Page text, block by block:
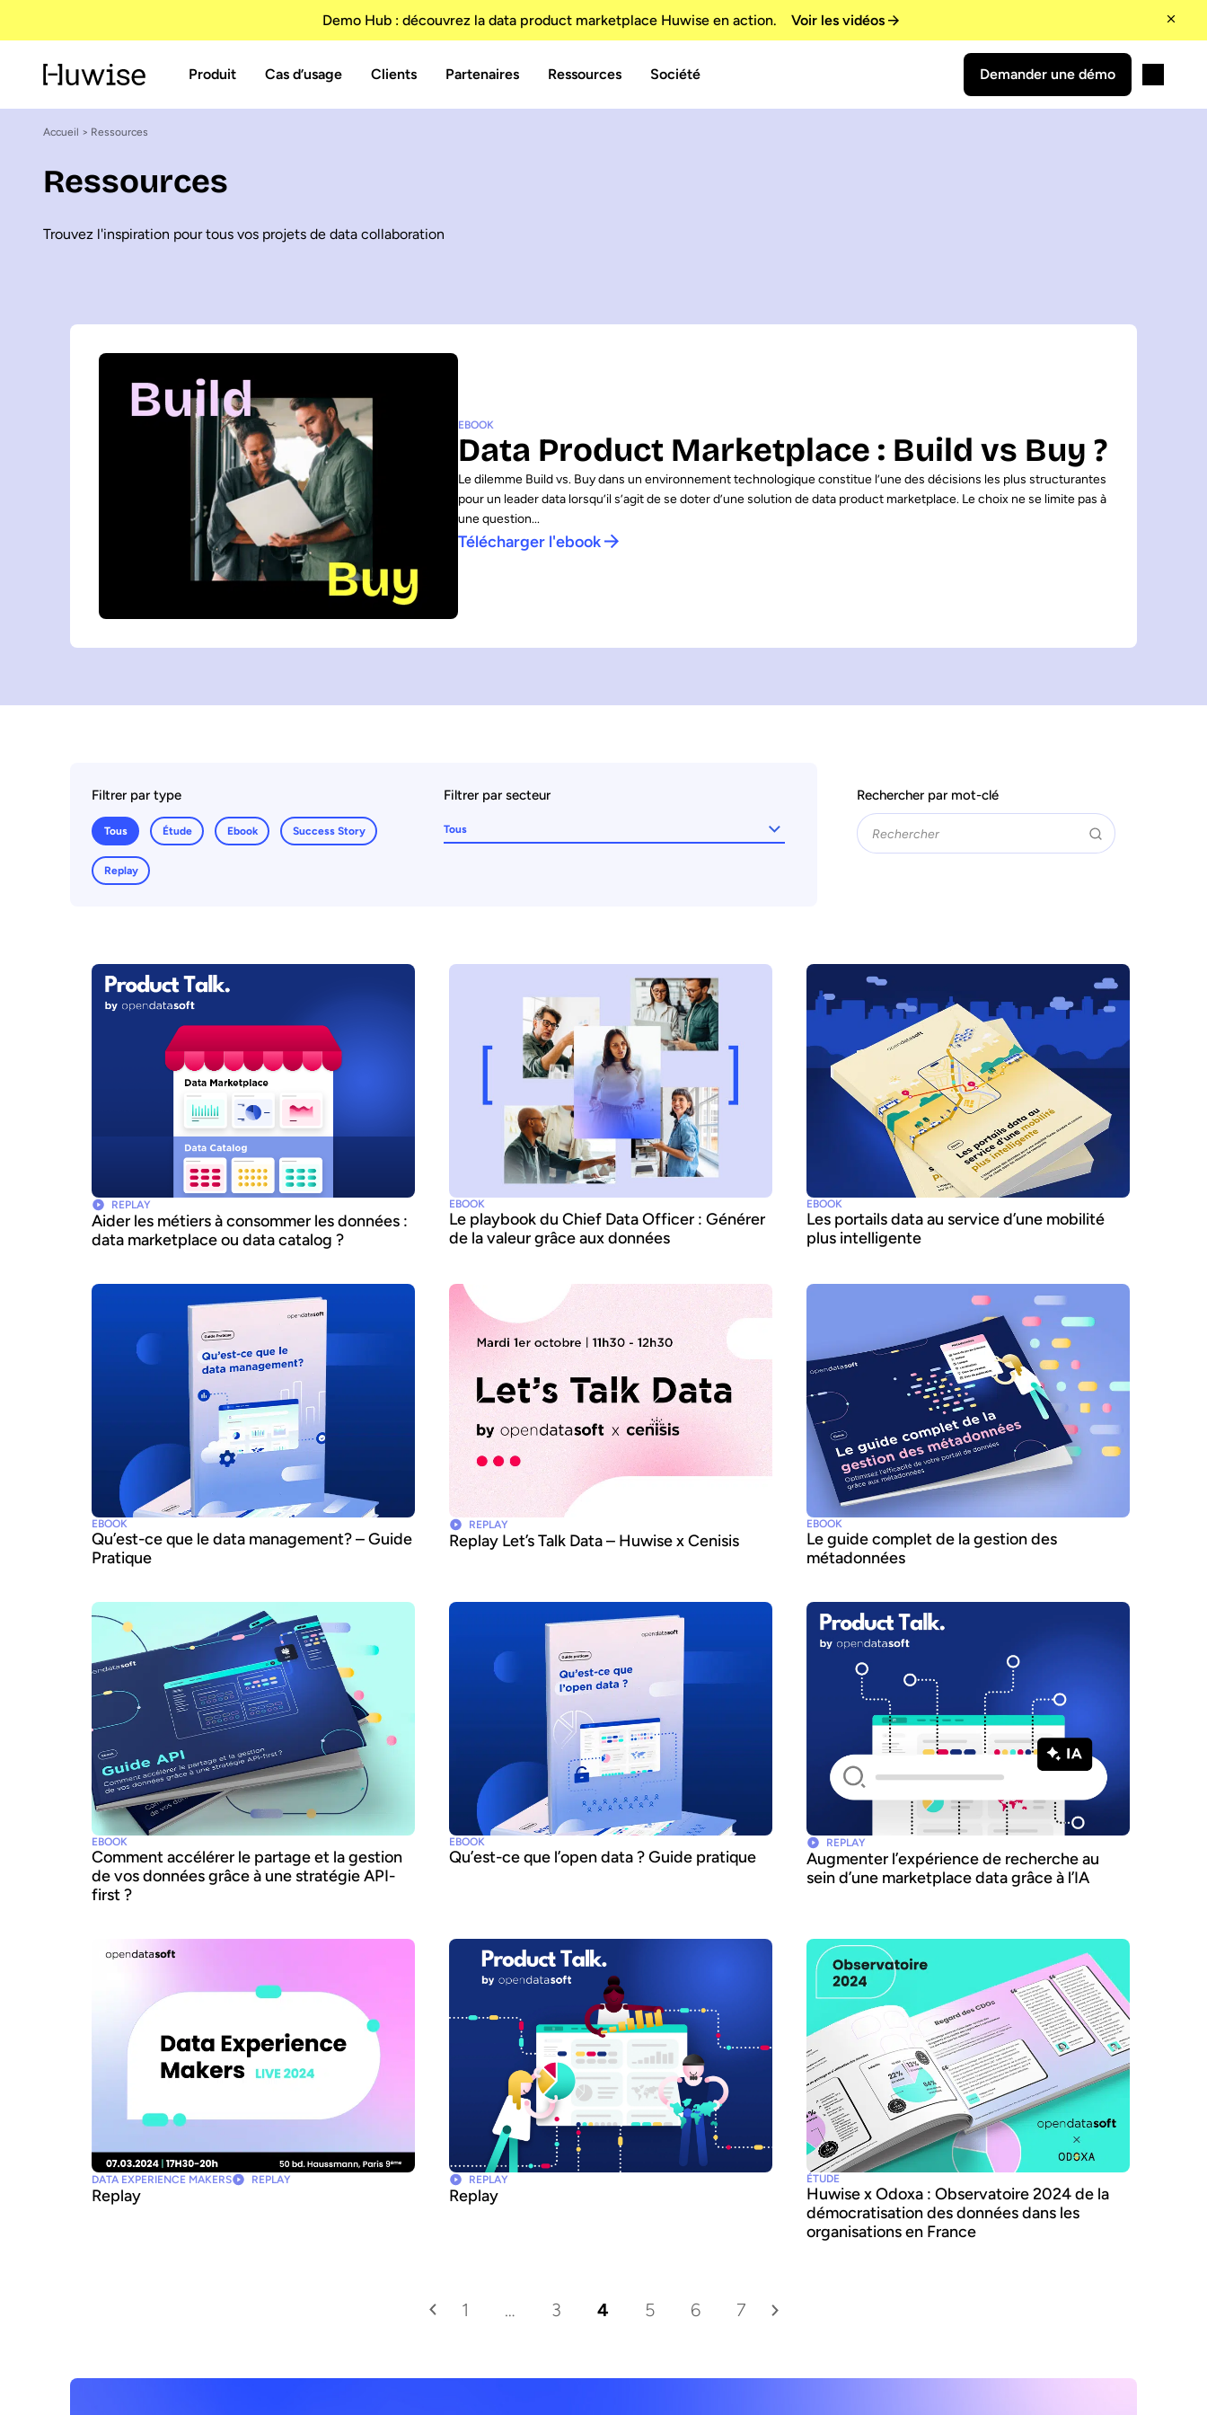
Demo Hub : découvrez la data product marketplace Huwise en action. Voir les vidéos
Produit Cas d’usage Clients Partenaires Ressources Société Demander une démo
Accueil > Ressources
Ressources
Trouvez l'inspiration pour tous vos projets de data collaboration
EBOOK
Data Product Marketplace : Build vs Buy ?
Le dilemme Build vs. Buy dans un environnement technologique constitue l’une des décisions les plus structurantes
pour un leader data lorsqu’il s’agit de se doter d’une solution de data product marketplace. Le choix ne se limite pas à
une question...
Télécharger l'ebook
Filtrer par type
Tous Étude Ebook Success Story
Replay
Filtrer par secteur
Tous
Rechercher par mot-clé
REPLAY
Aider les métiers à consommer les données :
data marketplace ou data catalog ?
EBOOK
Le playbook du Chief Data Officer : Générer
de la valeur grâce aux données
EBOOK
Les portails data au service d’une mobilité
plus intelligente
EBOOK
Qu’est-ce que le data management? – Guide
Pratique
REPLAY
Replay Let’s Talk Data – Huwise x Cenisis
EBOOK
Le guide complet de la gestion des
métadonnées
EBOOK
Comment accélérer le partage et la gestion
de vos données grâce à une stratégie API-
first ?
EBOOK
Qu’est-ce que l’open data ? Guide pratique
REPLAY
Augmenter l’expérience de recherche au
sein d’une marketplace data grâce à l’IA
DATA EXPERIENCE MAKERS REPLAY
Replay
REPLAY
Replay
ÉTUDE
Huwise x Odoxa : Observatoire 2024 de la
démocratisation des données dans les
organisations en France
1 … 3 4 5 6 7